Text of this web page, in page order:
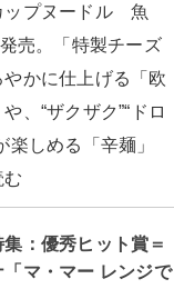
ップヌードル 魚
売。「特製チーズ
かに仕上げる「欧
、“ザクザク”“ドロ
楽しめる「辛麺」
：優秀ヒット賞＝
「マ・マー レンジで